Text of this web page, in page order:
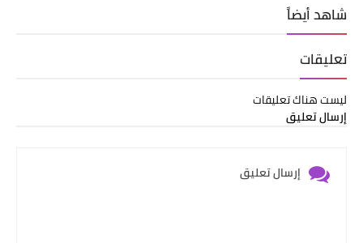
شاهد أيضاً
تعليقات
ليست هناك تعليقات
إرسال تعليق
إرسال تعليق